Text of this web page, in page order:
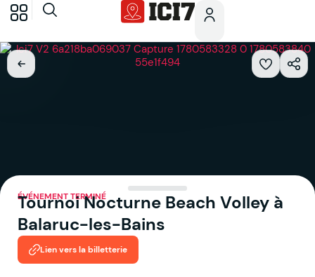
ÉVÉNEMENT TERMINÉ
Tournoi Nocturne Beach Volley à
Balaruc-les-Bains
Lien vers la billetterie